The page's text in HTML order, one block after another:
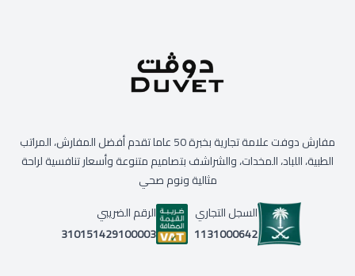
مفارش دوفت علامة تجارية بخبرة 50 عاما تقدم أفضل المفارش، المراتب
الطبية، اللباد، المخدات، والشراشف بتصاميم متنوعة وأسعار تنافسية لراحة
مثالية ونوم صحي
السجل التجاري
1131000642
الرقم الضريبي
310151429100003